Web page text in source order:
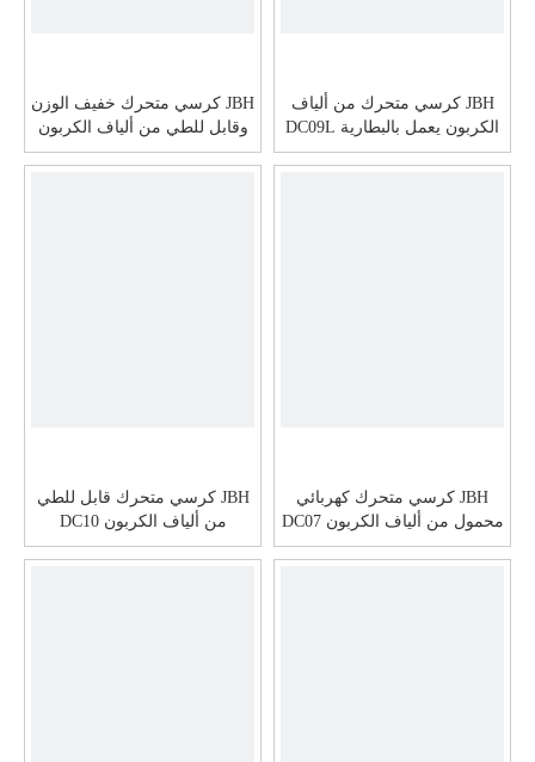
JBH كرسي متحرك من ألياف
الكربون يعمل بالبطارية DC09L
JBH كرسي متحرك خفيف الوزن
وقابل للطي من ألياف الكربون
DC08
JBH كرسي متحرك كهربائي
محمول من ألياف الكربون DC07
JBH كرسي متحرك قابل للطي
من ألياف الكربون DC10